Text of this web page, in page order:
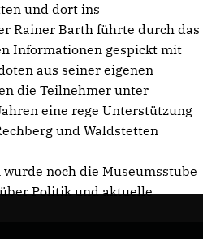
und dort ins
Rainer Barth führte durch das
Informationen gespickt mit
aus seiner eigenen
die Teilnehmer unter
eine rege Unterstützung
und Waldstetten
noch die Museumsstube
Politik und aktuelle